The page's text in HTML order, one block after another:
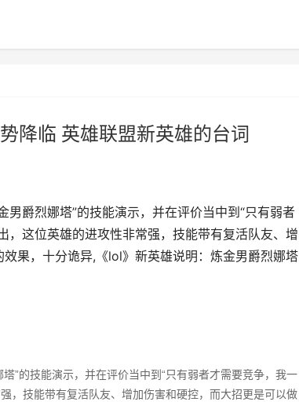
降临 英雄联盟新英雄的台词
爵烈娜塔”的技能演示，并在评价当中到“只有弱者
，这位英雄的进攻性非常强，技能带有复活队友、增
果，十分诡异,《lol》新英雄说明：炼金男爵烈娜塔
”的技能演示，并在评价当中到“只有弱者才需要竞争，我一
，技能带有复活队友、增加伤害和硬控，而大招更是可以做